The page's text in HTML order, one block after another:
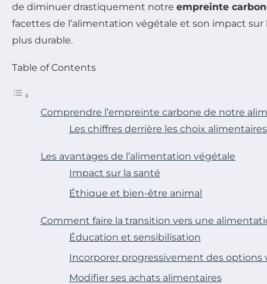
de diminuer drastiquement notre empreinte
facettes de l’alimentation végétale et son impact
plus durable.
Table of Contents
Comprendre l’empreinte carbone de notre
Les chiffres derrière les choix alimentaires
Les avantages de l’alimentation végétale
Impact sur la santé
Éthique et bien-être animal
Comment faire la transition vers une
Éducation et sensibilisation
Incorporer progressivement des options
Modifier ses achats alimentaires